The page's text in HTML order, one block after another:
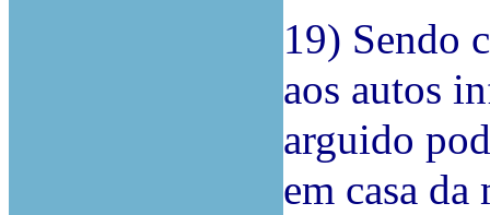
19) Sendo
aos autos
arguido
em casa